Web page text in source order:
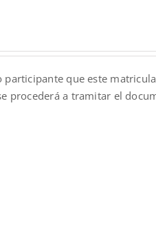
participante que este
procederá a tramitar el